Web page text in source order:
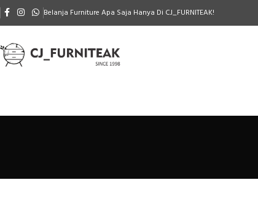
Belanja Furniture Apa Saja Hanya Di CJ_FURNITEAK!